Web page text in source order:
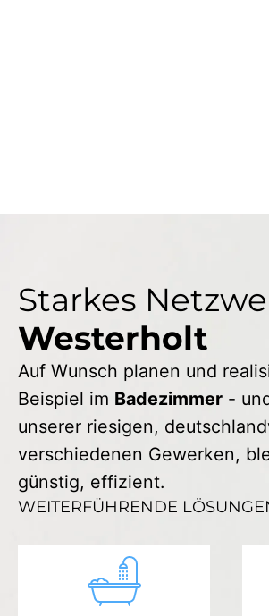
Starkes
Westerholt
Auf Wunsch planen und
Beispiel im Badezimmer -
unserer riesigen,
verschiedenen Gewerken,
günstig, effizient.
WEITERFÜHRENDE